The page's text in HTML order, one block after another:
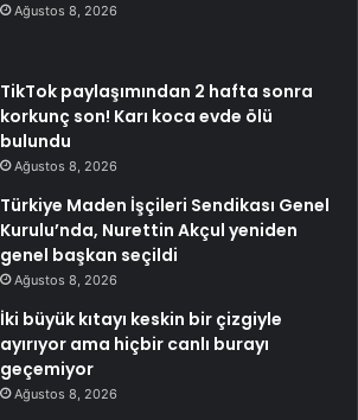
Ağustos 8, 2026
TikTok paylaşımından 2 hafta sonra
korkunç son! Karı koca evde ölü
bulundu
Ağustos 8, 2026
Türkiye Maden İşçileri Sendikası Genel
Kurulu’nda, Nurettin Akçul yeniden
genel başkan seçildi
Ağustos 8, 2026
İki büyük kıtayı keskin bir çizgiyle
ayırıyor ama hiçbir canlı burayı
geçemiyor
Ağustos 8, 2026